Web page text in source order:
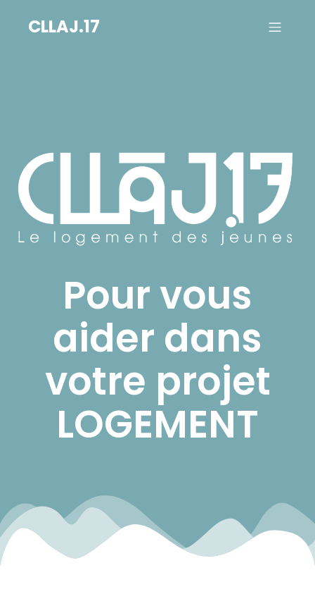
CLLAJ.17
Pour vous
aider dans
votre projet
LOGEMENT